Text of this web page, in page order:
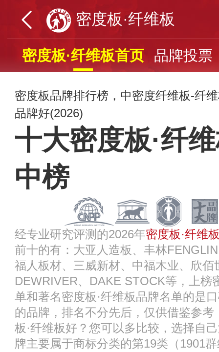
密度板·纤维板
密度板·纤维板首页 品牌投票
密度板品牌排行榜，中密度纤维板-纤
品牌好(2026)
十大密度板·纤
中榜
经专业研究评测的2026年密度板·纤维
前十的有：大亚人造板、丰林
福人板材、三威新材、中福木业、欣佰
DEWRIVER、DAKE STOCK等，上榜
单和著名密度板·纤维板品牌名单的是
的品牌，排名不分先后，仅供借鉴参
板·纤维板好？您可以多比较，选择自
牌主要属于商标分类的第19类（1901